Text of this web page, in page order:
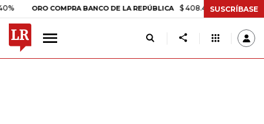
ORO COMPRA BANCO DE LA REPÚBLICA $ 408.498,97 +$ 8.753,81
SUSCRÍBASE